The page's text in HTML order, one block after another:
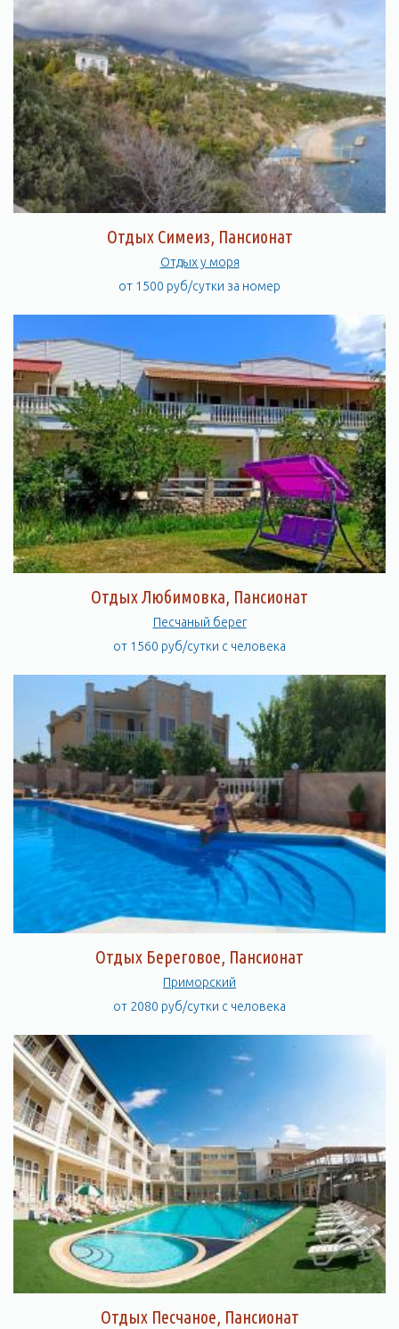
Отдых Симеиз, Пансионат
Отдых у моря
от 1500 руб/сутки за номер
Отдых Любимовка, Пансионат
Песчаный берег
от 1560 руб/сутки с человека
Отдых Береговое, Пансионат
Приморский
от 2080 руб/сутки с человека
Отдых Песчаное, Пансионат